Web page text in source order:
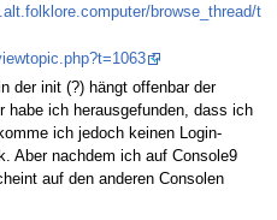
browse_thread/t
der init (?) hängt offenbar der
habe ich herausgefunden, dass ich
ich jedoch keinen Login-
Aber nachdem ich auf Console9
auf den anderen Consolen